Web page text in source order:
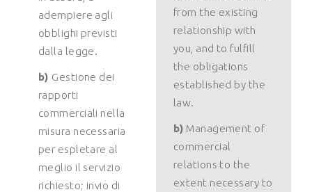
adempiere agli
obblighi previsti
dalla legge.
b) Gestione dei
rapporti
commerciali nella
misura necessaria
per espletare al
meglio il servizio
richiesto; invio di
from the existing
relationship with
you, and to fulfill
the obligations
established by the
law.
b) Management of
commercial
relations to the
extent necessary to